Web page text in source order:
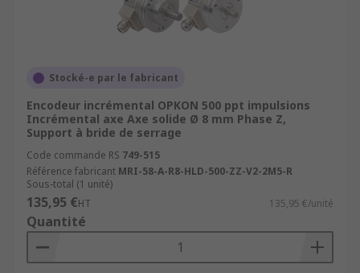
Stocké-e par le fabricant
Encodeur incrémental OPKON 500 ppt impulsions
Incrémental axe Axe solide Ø 8 mm Phase Z,
Support à bride de serrage
Code commande RS 749-515
Référence fabricant MRI-58-A-R8-HLD-500-ZZ-V2-2M5-R
Sous-total (1 unité)
135,95 €HT 135,95 €/unité
Quantité